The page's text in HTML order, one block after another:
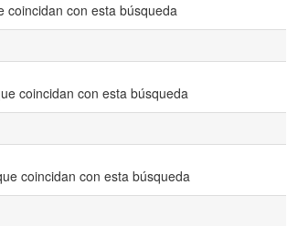
coincidan con esta búsqueda
coincidan con esta búsqueda
coincidan con esta búsqueda